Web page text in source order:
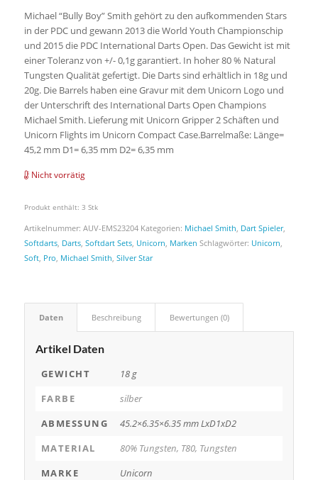
Michael “Bully Boy” Smith gehört zu den aufkommenden Stars
in der PDC und gewann 2013 die World Youth Championschip
und 2015 die PDC International Darts Open. Das Gewicht ist mit
einer Toleranz von +/- 0,1g garantiert. In hoher 80 % Natural
Tungsten Qualität gefertigt. Die Darts sind erhältlich in 18g und
20g. Die Barrels haben eine Gravur mit dem Unicorn Logo und
der Unterschrift des International Darts Open Champions
Michael Smith. Lieferung mit Unicorn Gripper 2 Schäften und
Unicorn Flights im Unicorn Compact Case.Barrelmaße: Länge=
45,2 mm D1= 6,35 mm D2= 6,35 mm
Nicht vorrätig
Produkt enthält: 3 Stk
Artikelnummer: AUV-EMS23204 Kategorien: Michael Smith Dart Spieler,
Softdarts, Darts, Softdart Sets, Unicorn Marken Schlagwörter: Unicorn
Soft, Pro Michael Smith Silver Star
Daten Beschreibung Bewertungen (0)
Artikel Daten
GEWICHT
18 g
FARBE
silber
ABMESSUNG
45.2×6.35×6.35 mm LxD1xD2
MATERIAL
80% Tungsten, T80, Tungsten
MARKE
Unicorn